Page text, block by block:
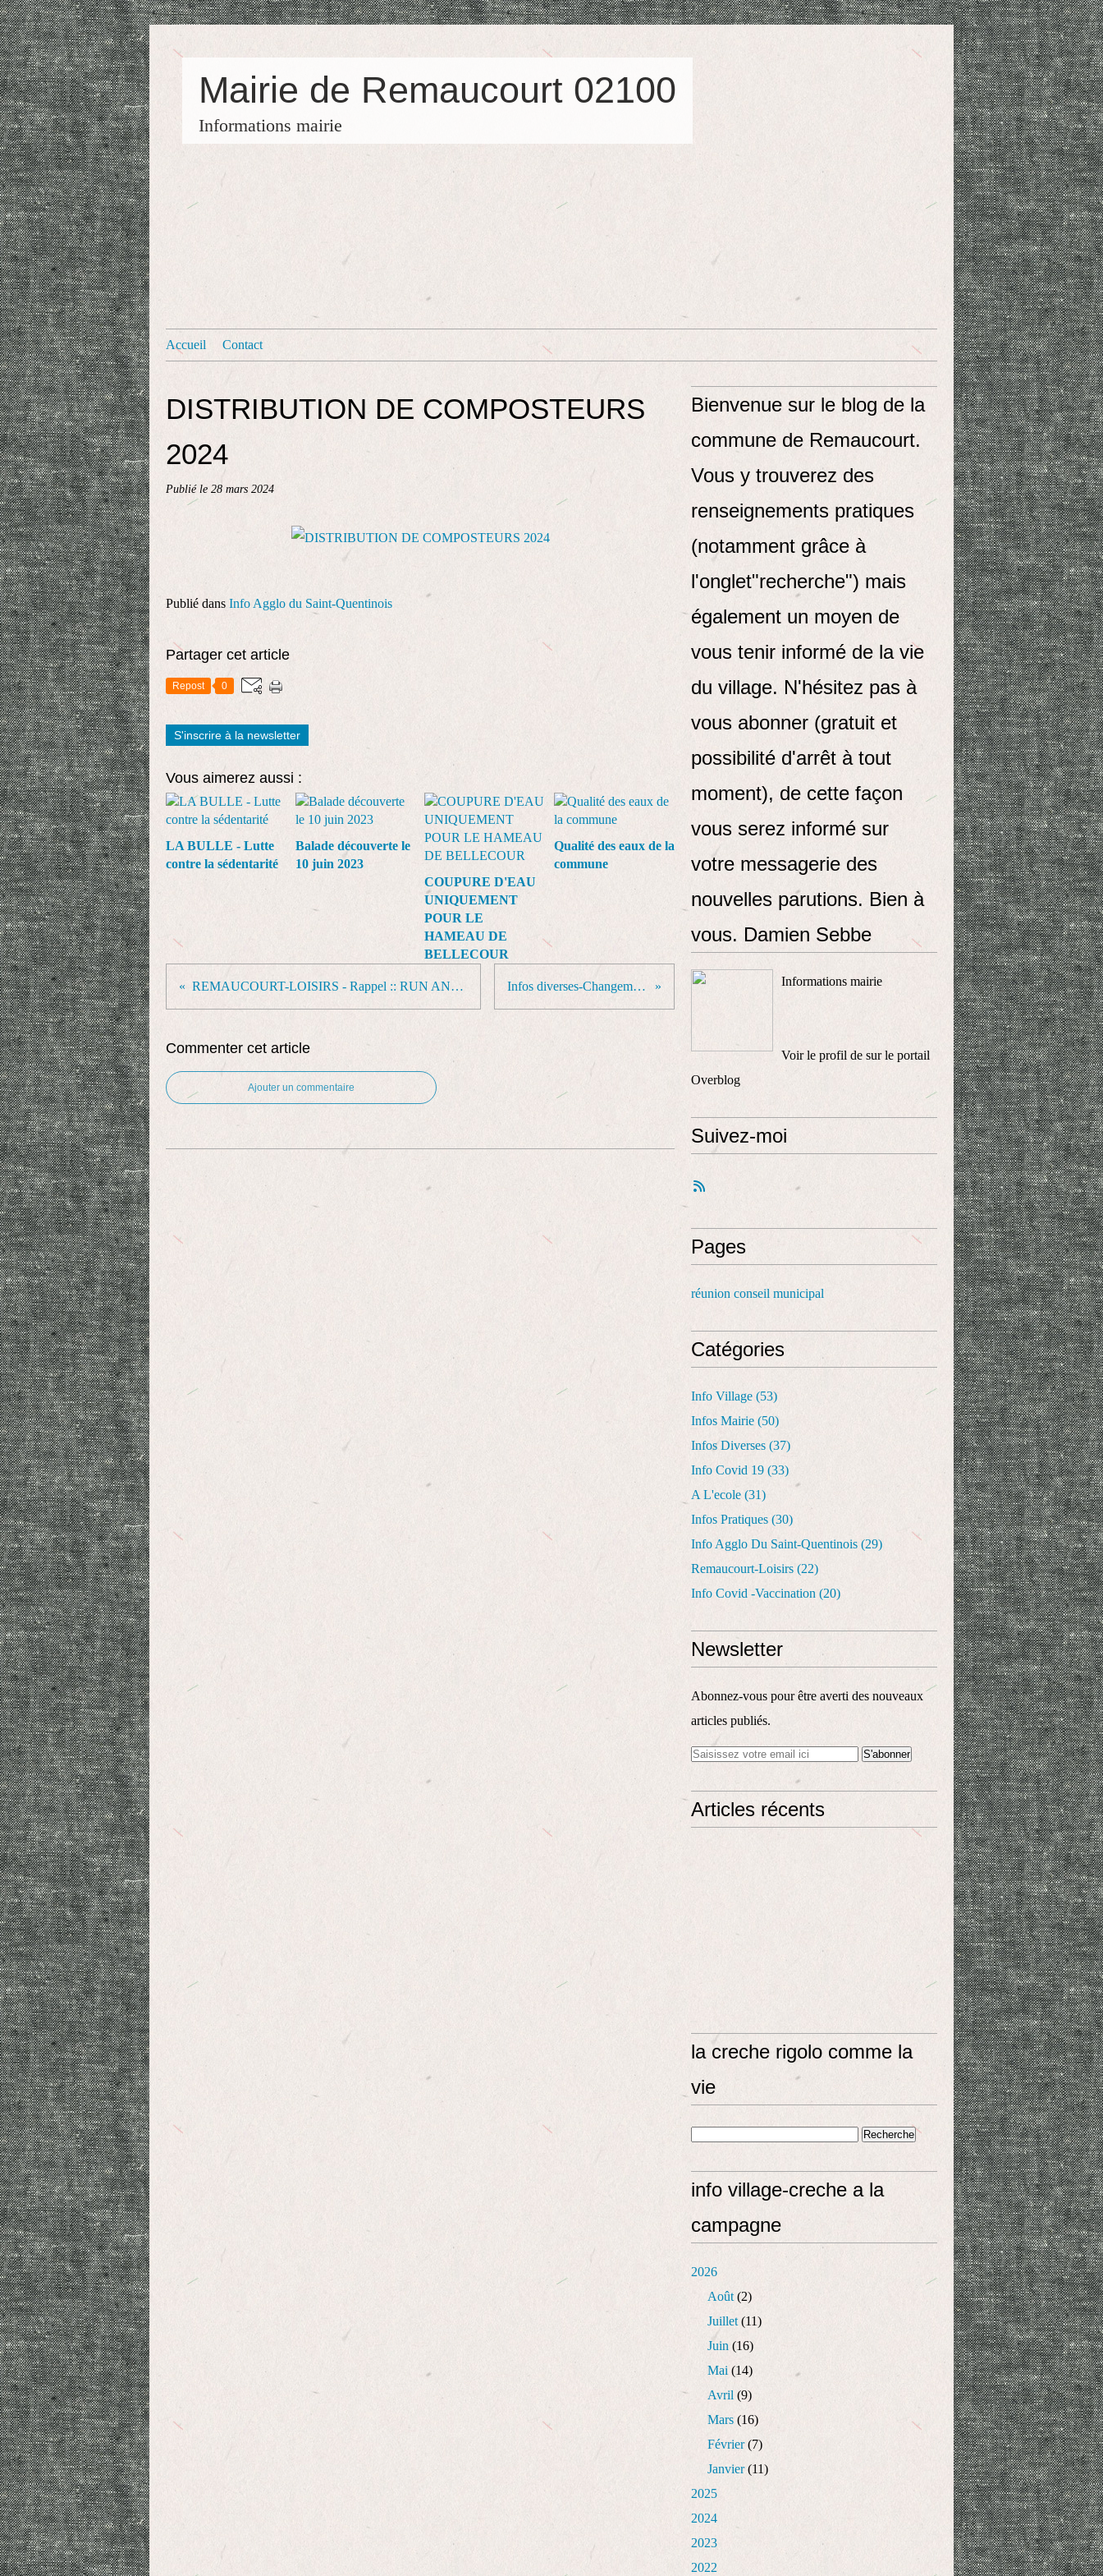
Mairie de Remaucourt 02100
Informations mairie
Accueil Contact
DISTRIBUTION DE COMPOSTEURS
2024
Publié le 28 mars 2024
Publié dans Info Agglo du Saint-Quentinois
Partager cet article
Repost 0
S'inscrire à la newsletter
Vous aimerez aussi :
LA BULLE - Lutte
contre la sédentarité
Balade découverte le
10 juin 2023
COUPURE D'EAU
UNIQUEMENT
POUR LE
HAMEAU DE
BELLECOUR
Qualité des eaux de la
commune
REMAUCOURT-LOISIRS - Rappel :: RUN AND BIKE le 7 avril Infos diverses-Changement d'heure
Commenter cet article
Ajouter un commentaire
Bienvenue sur le blog de la
commune de Remaucourt.
Vous y trouverez des
renseignements pratiques
(notamment grâce à
l'onglet"recherche") mais
également un moyen de
vous tenir informé de la vie
du village. N'hésitez pas à
vous abonner (gratuit et
possibilité d'arrêt à tout
moment), de cette façon
vous serez informé sur
votre messagerie des
nouvelles parutions. Bien à
vous. Damien Sebbe
Informations mairie
Voir le profil de sur le portail
Overblog
Suivez-moi
Pages
réunion conseil municipal
Catégories
Info Village (53)
Infos Mairie (50)
Infos Diverses (37)
Info Covid 19 (33)
A L'ecole (31)
Infos Pratiques (30)
Info Agglo Du Saint-Quentinois (29)
Remaucourt-Loisirs (22)
Info Covid -vaccination (20)
Newsletter
Abonnez-vous pour être averti des nouveaux
articles publiés.
Articles récents
la creche rigolo comme la
vie
info village-creche a la
campagne
2026
Août (2)
Juillet (11)
Juin (16)
Mai (14)
Avril (9)
Mars (16)
Février(7)
Janvier(11)
2025
2024
2023
2022